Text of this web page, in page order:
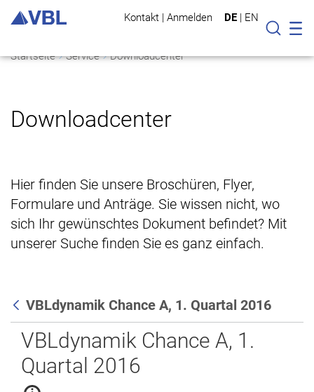
Kontakt | Anmelden DE | EN
Suche
Startseite Service Downloadcenter
Downloadcenter
Hier finden Sie unsere Broschüren, Flyer,
Formulare und Anträge. Sie wissen nicht, wo
sich Ihr gewünschtes Dokument befindet? Mit
unserer Suche finden Sie es ganz einfach.
Zurück
VBLdynamik Chance A, 1. Quartal 2016
VBLdynamik Chance A, 1.
Quartal 2016